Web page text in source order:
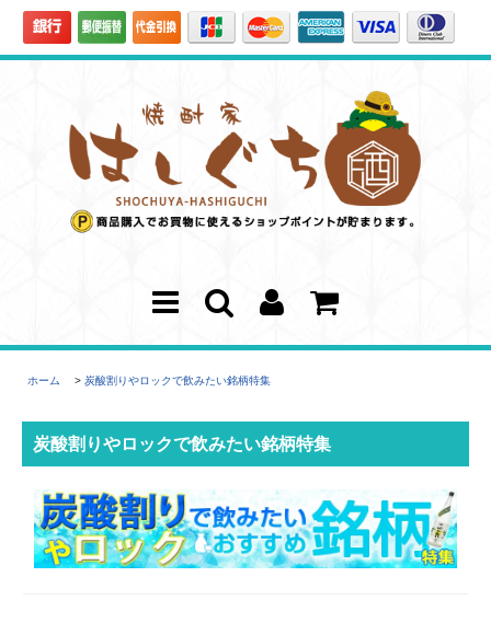
ホーム > 炭酸割りやロックで飲みたい銘柄特集
炭酸割りやロックで飲みたい銘柄特集